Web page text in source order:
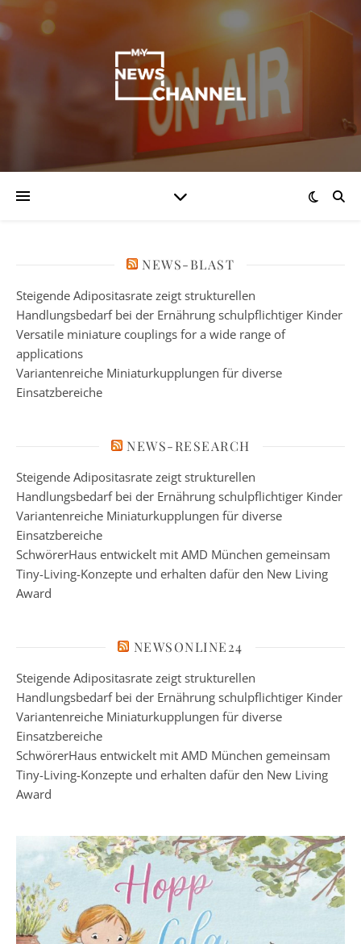
NEWS-BLAST
Steigende Adipositasrate zeigt strukturellen
Handlungsbedarf bei der Ernährung schulpflichtiger Kinder
Versatile miniature couplings for a wide range of
applications
Variantenreiche Miniaturkupplungen für diverse
Einsatzbereiche
NEWS-RESEARCH
Steigende Adipositasrate zeigt strukturellen
Handlungsbedarf bei der Ernährung schulpflichtiger Kinder
Variantenreiche Miniaturkupplungen für diverse
Einsatzbereiche
SchwörerHaus entwickelt mit AMD München gemeinsam
Tiny-Living-Konzepte und erhalten dafür den New Living
Award
NEWSONLINE24
Steigende Adipositasrate zeigt strukturellen
Handlungsbedarf bei der Ernährung schulpflichtiger Kinder
Variantenreiche Miniaturkupplungen für diverse
Einsatzbereiche
SchwörerHaus entwickelt mit AMD München gemeinsam
Tiny-Living-Konzepte und erhalten dafür den New Living
Award